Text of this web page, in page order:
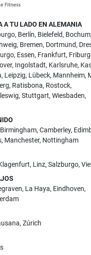
A TU LADO EN ALEMANIA
, Berlín, Bielefeld, Bochum,
, Bremen, Dortmund,
, Essen, Frankfurt,
, Ingolstadt, Karlsruhe,
, Leipzig, Lübeck, Mannheim,
, Ratisbona, Rostock,
, Stuttgart, Wiesbaden,
Birmingham, Camberley,
, Manchester, Nottingham
, Linz, Salzburgo,
, La Haya, Eindhoven,
, Zúrich